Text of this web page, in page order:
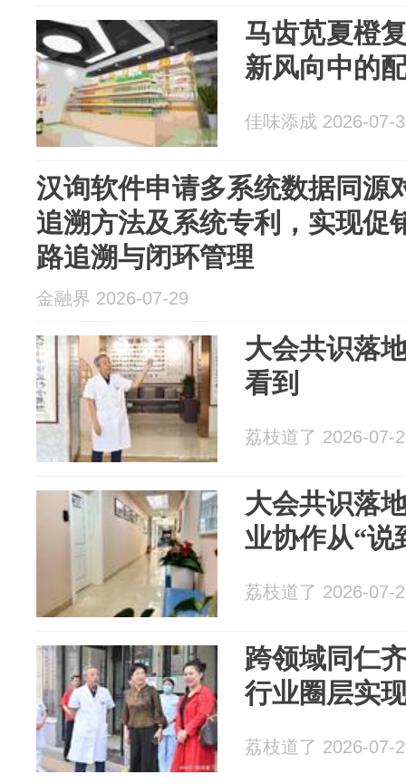
马齿苋夏橙
新风向中的
佳味添成 2026-07-
汉询软件申请多系统数据同源
追溯方法及系统专利，实现促
路追溯与闭环管理
金融界 2026-07-29
大会共识落
看到‌
荔枝道了 2026-07-
大会共识落
业协作从“说
荔枝道了 2026-07-
跨领域同仁
行业圈层实
荔枝道了 2026-07-